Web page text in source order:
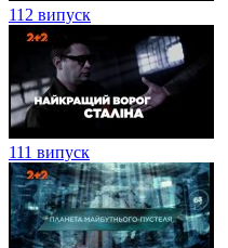
112 випуск
111 випуск